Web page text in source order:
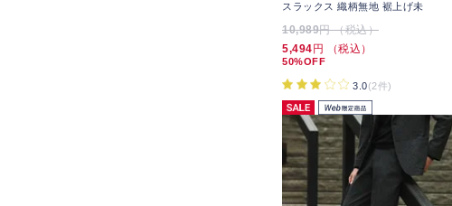
スラックス 織柄無地 裾上げ未
10,989円 （税込）
5,494 円 （税込）
50%OFF
3.0(2件)